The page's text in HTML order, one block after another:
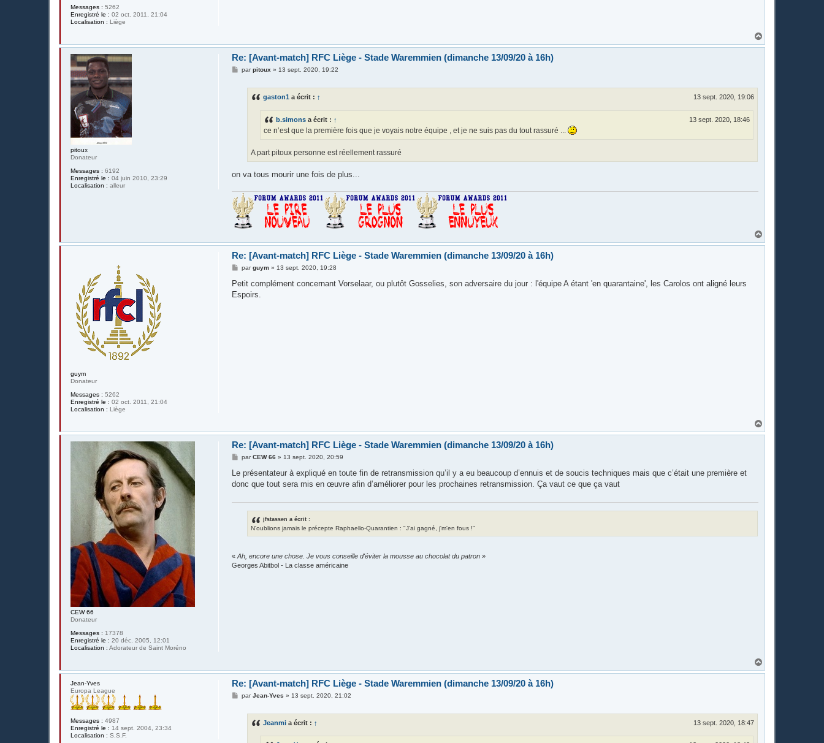
Messages : 5262
Enregistré le : 02 oct. 2011, 21:04
Localisation : Liège
a
pitoux
Donateur
Messages : 6192
Enregistré le : 04 juin 2010, 23:29
Localisation : alleur
Re: [Avant-match] RFC Liège - Stade Waremmien (dimanche 13/09/20 à 16h)
Mparpitoux » 13 sept. 2020, 19:22
gaston1 a écrit : ↑ 13 sept. 2020, 19:06
b.simons a écrit : ↑ 13 sept. 2020, 18:46
ce n’est que la première fois que je voyais notre équipe , et je ne suis pas du tout rassuré ...
A part pitoux personne est réellement rassuré
on va tous mourir une fois de plus...
a
guym
Donateur
Messages : 5262
Enregistré le : 02 oct. 2011, 21:04
Localisation : Liège
Re: [Avant-match] RFC Liège - Stade Waremmien (dimanche 13/09/20 à 16h)
M
s
a
parguym » 13 sept. 2020, 19:28
Petit complément concernant Vorselaar, ou plutôt Gosselies, son adversaire du jour : l'équipe A étant 'en quarantaine', les Carolos ont aligné leurs
Espoirs.
a
CEW 66
Donateur
Messages : 17378
Enregistré le : 20 déc. 2005, 12:01
Localisation : Adorateur de Saint Moréno
Re: [Avant-match] RFC Liège - Stade Waremmien (dimanche 13/09/20 à 16h)
M
s
a
parCEW 66 » 13 sept. 2020, 20:59
Le présentateur à expliqué en toute fin de retransmission qu’il y a eu beaucoup d’ennuis et de soucis techniques mais que c’était une première et
donc que tout sera mis en œuvre afin d’améliorer pour les prochaines retransmission. Ça vaut ce que ça vaut
jfstassen a écrit :
N'oublions jamais le précepte Raphaello-Quarantien : "J'ai gagné, j'm'en fous !"
«Ah, encore une chose. Je vous conseille d'éviter la mousse au chocolat du patron »
Georges Abitbol - La classe américaine
a
Jean-Yves
Europa League
Messages : 4987
Enregistré le : 14 sept. 2004, 23:34
Localisation : S.S.F.
Re: [Avant-match] RFC Liège - Stade Waremmien (dimanche 13/09/20 à 16h)
MparJean-Yves » 13 sept. 2020, 21:02
Jeanmi a écrit : ↑ 13 sept. 2020, 18:47